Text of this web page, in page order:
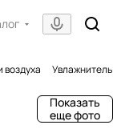
воздуха
Показать
еще фото